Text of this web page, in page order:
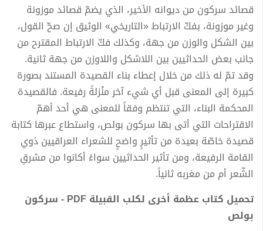
قصائد سركون من ديوانه الأخير، الذي يضمّ قصائد موزونة
وغير موزونة، بفكّ الارتباط «التاريخي» الوثيق إن صحّ القول،
بين الشكل والوزن من جهة، وكذلك فكّ الارتباط المقترح من
جانب بعض الحداثيين بين اللاشكل واللاوزن من جهة ثانية.
وقد تمّ له ذلك من خلال إعطاء بناء القصيدة المستند بصورة
كبيرة إلى المعنى قبل أي شيء آخر منْزلةً رفيعة. فالقصيدة
المحكمة البناء، التي تنتظم وفقاً للمعنى هي أحد أهمّ
الاقتراحات التي أتى بها سركون بولص، واستطاع عبرها كتابة
قصيدة خاصّة بعيدة من تأثيرٍ واضحٍ للشعراء العراقيين ذوي
القامة الرفيعة، ومن تأثير الحداثيين سواءً أكانوا من مشرقِ
الشّعر أم من مغربه ثانياً.
تحميل كتاب عظمة أخرى لكلب القبيلة PDF - سركون
بولص